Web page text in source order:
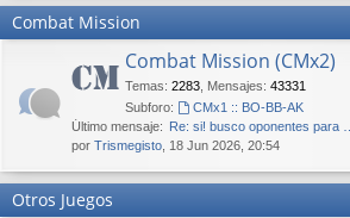
Combat Mission
Combat Mission (CMx2)
Temas: 2283 Mensajes: 43331
Subforo:
CMx1 :: BO-BB-AK
Último mensaje: Re: si! busco oponentes para …
por Trismegisto , 18 Jun 2026, 20:54
Otros Juegos